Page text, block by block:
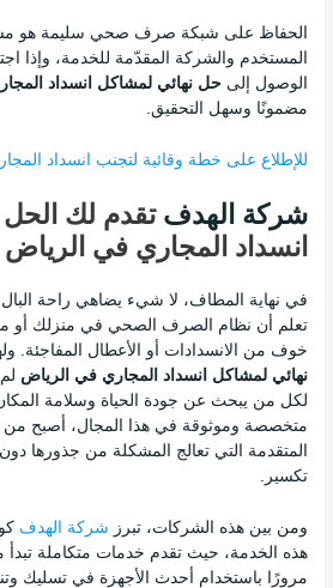
الحفاظ على شبكة صرف صحي سليمة هو
المستخدم والشركة المقدّمة للخدمة، وإذا
الوصول إلىحل نهائي لمشاكل انسداد
مضمونًا وسهل التحقيق.
للإطلاع على خطة وقائية لتجنب انسداد
شركة الهدف تقدم لك الحل
انسداد المجاري في الرياض
في نهاية المطاف، لا شيء يضاهي راحة
تعلم أن نظام الصرف الصحي في منزلك أو
خوف من الانسدادات أو الأعطال المفاجئة.
نهائي لمشاكل انسداد المجاري في الرياض
لكل من يبحث عن جودة الحياة وسلامة
متخصصة وموثوقة في هذا المجال، أصبح من
المتقدمة التي تعالج المشكلة من جذورها
تكسير.
ومن بين هذه الشركات، تبرز شركة الهدف
هذه الخدمة، حيث تقدم خدمات متكاملة
مرورًا باستخدام أحدث الأجهزة في تسليك